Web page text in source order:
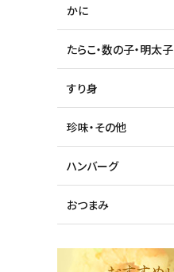
かに
たらこ・数の子・明太子
すり身
珍味・その他
ハンバーグ
おつまみ